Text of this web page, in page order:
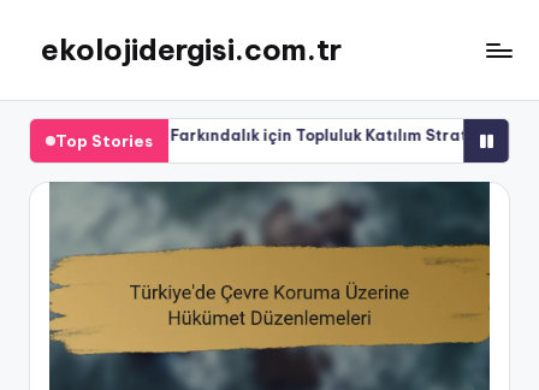
content
ekolojidergisi.com.tr
Top Stories
Farkındalık için Topluluk Katılım Stratejileri Çin’de
04/11/2025